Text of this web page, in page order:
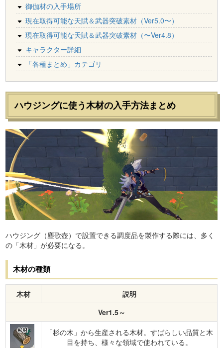
御伽材の入手場所
現在取得可能な天賦＆武器突破素材（Ver5.0〜）
現在取得可能な天賦＆武器突破素材（〜Ver4.8）
キャラクター詳細
「各種まとめ」カテゴリ
ハウジングに使う木材の入手方法まとめ
ハウジング（塵歌壺）で設置できる調度品を製作する際には、多く
の「木材」が必要になる。
木材の種類
木材
説明
Ver1.5～
杉材
「杉の木」から生産される木材。すばらしい品質と木
目を持ち、様々な領域で使われている。